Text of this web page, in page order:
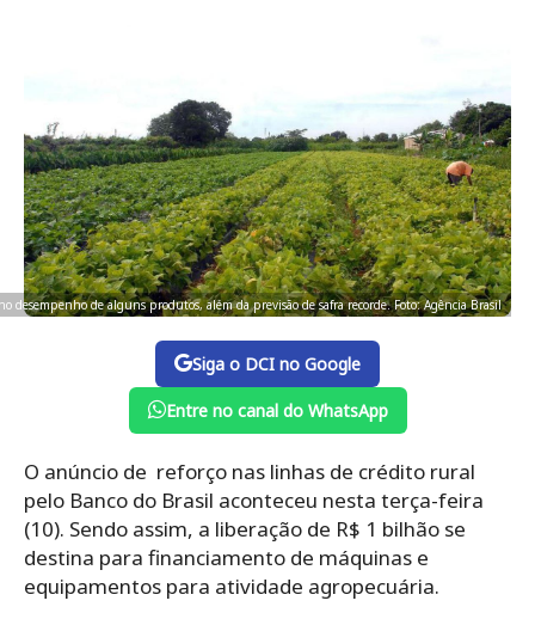
de alguns produtos, além da previsão de safra recorde. Foto: Agência Brasil
Siga o DCI no Google
Entre no canal do WhatsApp
O anúncio de reforço nas linhas de crédito rural
pelo Banco do Brasil aconteceu nesta terça-feira
(10). Sendo assim, a liberação de R$ 1 bilhão se
destina para financiamento de máquinas e
equipamentos para atividade agropecuária.